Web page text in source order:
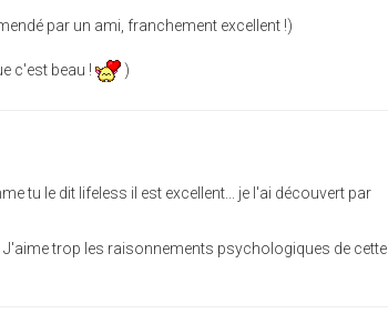
par un ami, franchement excellent !)
c'est beau !
)
tu le dit lifeless il est excellent... je l'ai découvert par
trop les raisonnements psychologiques de cette